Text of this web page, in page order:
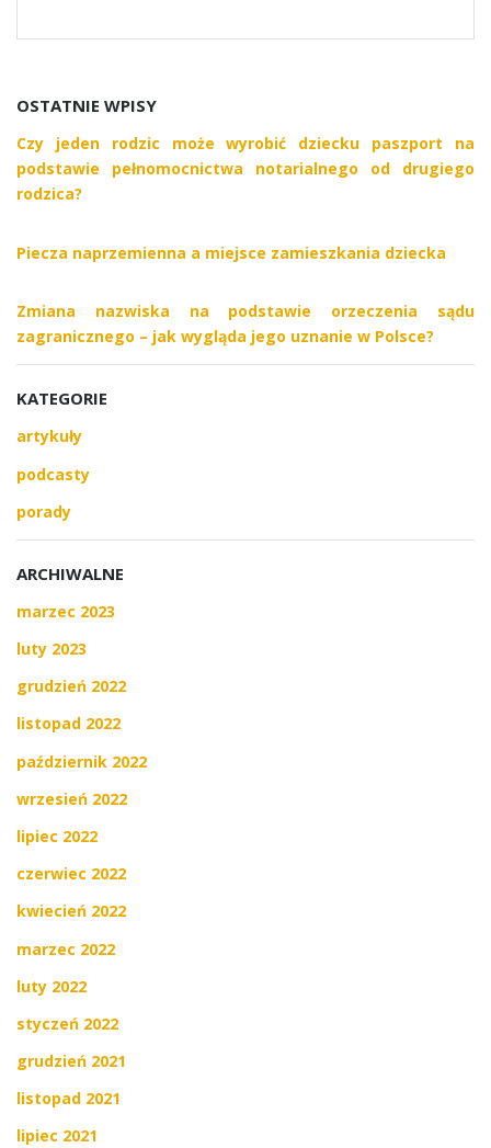
OSTATNIE WPISY
Czy jeden rodzic może wyrobić dziecku paszport na
podstawie pełnomocnictwa notarialnego od drugiego
rodzica?
Piecza naprzemienna a miejsce zamieszkania dziecka
Zmiana nazwiska na podstawie orzeczenia sądu
zagranicznego – jak wygląda jego uznanie w Polsce?
KATEGORIE
artykuły
podcasty
porady
ARCHIWALNE
marzec 2023
luty 2023
grudzień 2022
listopad 2022
październik 2022
wrzesień 2022
lipiec 2022
czerwiec 2022
kwiecień 2022
marzec 2022
luty 2022
styczeń 2022
grudzień 2021
listopad 2021
lipiec 2021